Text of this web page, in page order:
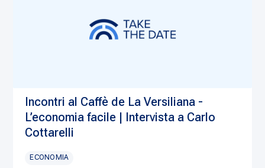
Incontri al Caffè de La Versiliana -
L’economia facile | Intervista a Carlo
Cottarelli
ECONOMIA